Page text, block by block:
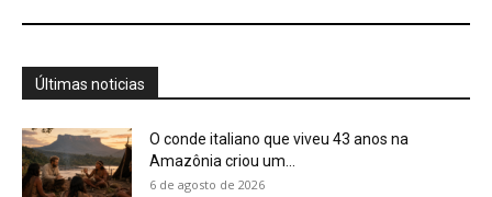
Últimas noticias
O conde italiano que viveu 43 anos na
Amazônia criou um...
6 de agosto de 2026